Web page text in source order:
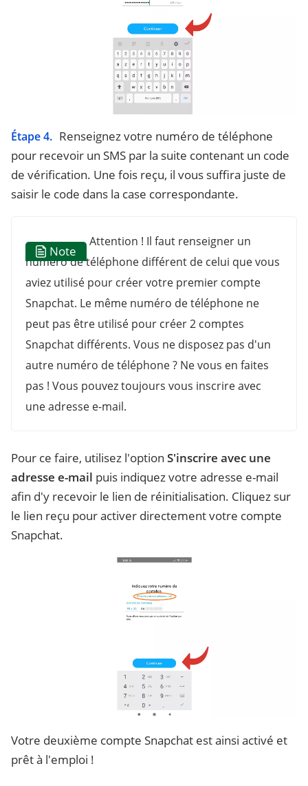
Étape 4. Renseignez votre numéro de téléphone
pour recevoir un SMS par la suite contenant un code
de vérification. Une fois reçu, il vous suffira juste de
saisir le code dans la case correspondante.
Note
Attention ! Il faut renseigner un
numéro de téléphone différent de celui que vous
aviez utilisé pour créer votre premier compte
Snapchat. Le même numéro de téléphone ne
peut pas être utilisé pour créer 2 comptes
Snapchat différents. Vous ne disposez pas d'un
autre numéro de téléphone ? Ne vous en faites
pas ! Vous pouvez toujours vous inscrire avec
une adresse e-mail.
Pour ce faire, utilisez l'option S'inscrire avec une
adresse e-mail puis indiquez votre adresse e-mail
afin d'y recevoir le lien de réinitialisation. Cliquez sur
le lien reçu pour activer directement votre compte
Snapchat.
Votre deuxième compte Snapchat est ainsi activé et
prêt à l'emploi !